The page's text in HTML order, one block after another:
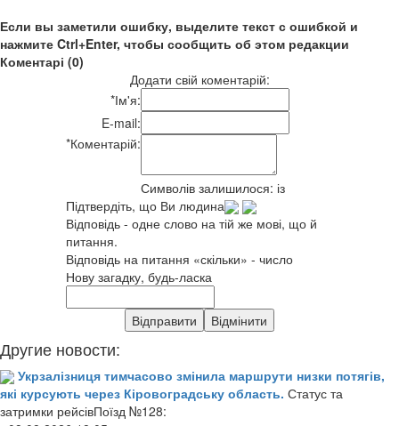
Если вы заметили ошибку, выделите текст с ошибкой и
нажмите Ctrl+Enter, чтобы сообщить об этом редакции
Коментарі (0)
Додати свій коментарій:
*Ім'я:
E-mail:
*Коментарій:
Символів залишилося: із
Підтвердіть, що Ви людина
Відповідь - одне слово на тій же мові, що й
питання.
Відповідь на питання «скільки» - число
Нову загадку, будь-ласка
Другие новости:
Укрзалізниця тимчасово змінила маршрути низки потягів,
які курсують через Кіровоградську область. Статус та
затримки рейсівПоїзд №128: